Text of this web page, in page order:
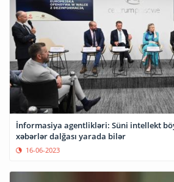
İnformasiya agentlikləri: Süni intellekt
xəbərlər dalğası yarada bilər
16-06-2023